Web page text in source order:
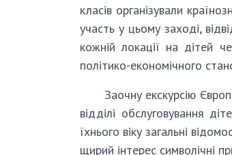
класів організували
участь у цьому заході,
кожній локації на дітей
політико-економічного
Заочну екскурсію
відділі обслуговування
їхнього віку загальні
щирий інтерес символічні